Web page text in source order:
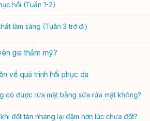
hồi (Tuần 1-2)
làm sáng (Tuần 3 trở đi)
gia thẩm mỹ?
về quá trình hồi phục da
có được rửa mặt bằng sữa rửa mặt không?
đốt tàn nhang lại đậm hơn lúc chưa đốt?